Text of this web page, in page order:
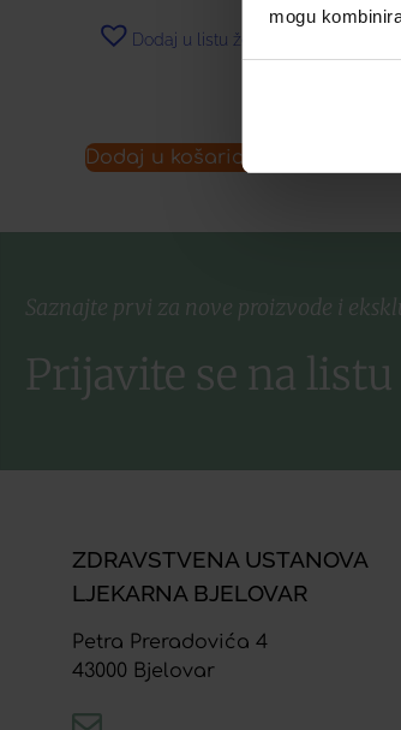
mogu
Dodaj u listu želja
Dodaj u košaricu
Saznajte prvi za nove proizvode i
Prijavite se na
ZDRAVSTVENA USTANOVA
LJEKARNA BJELOVAR
Petra Preradovića 4
43000 Bjelovar